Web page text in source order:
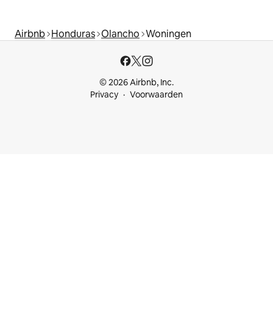
Airbnb Honduras Olancho Woningen
© 2026 Airbnb, Inc.
Privacy
Voorwaarden